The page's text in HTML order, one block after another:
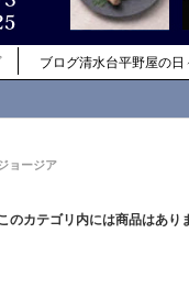
ブログ清水台平野屋の日
ョージア
のカテゴリ内には商品はあり